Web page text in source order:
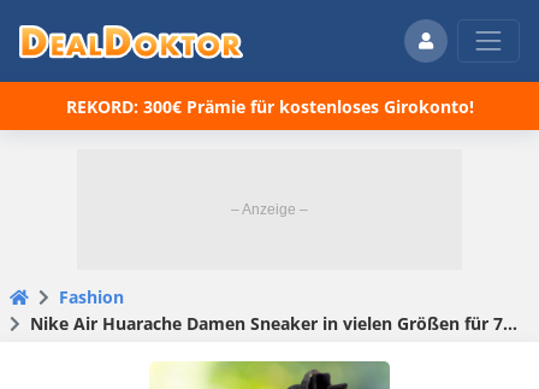
REKORD: 300€ Prämie für kostenloses Girokonto!
Fashion
Nike Air Huarache Damen Sneaker in vielen Größen für 77,77€ inkl. Versand